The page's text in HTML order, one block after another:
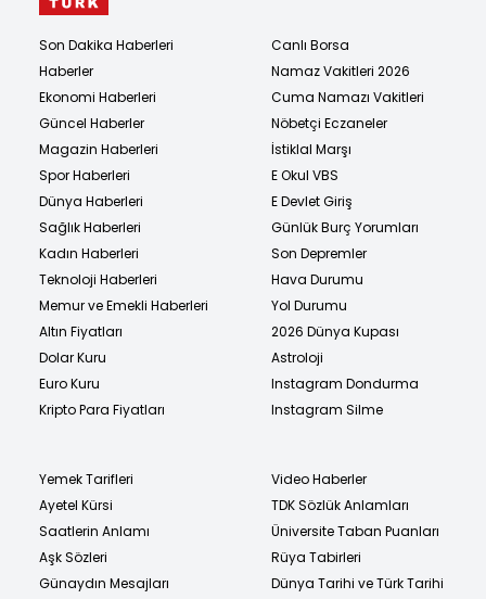
Karşı çıkma,
Allah
Yapı için
Son Dakika Haberleri
Haberler
Ekonomi Haberleri
Güncel Haberler
Magazin Haberleri
Spor Haberleri
Dünya Haberleri
Sağlık Haberleri
Kadın Haberleri
Teknoloji Haberleri
Memur ve Emekli Haberleri
Altın Fiyatları
Dolar Kuru
Euro Kuru
Kripto Para Fiyatları
Canlı Borsa
Namaz Vakitleri 2026
Cuma Namazı Vakitleri
Nöbetçi Eczaneler
İstiklal Marşı
E Okul VBS
E Devlet Giriş
Günlük Burç Yorumları
Son Depremler
Hava Durumu
Yol Durumu
2026 Dünya Kupası
Astroloji
Instagram Dondurma
Instagram Silme
Yemek Tarifleri
Ayetel Kürsi
Saatlerin Anlamı
Aşk Sözleri
Günaydın Mesajları
Video Haberler
TDK Sözlük Anlamları
Üniversite Taban Puanları
Rüya Tabirleri
Dünya Tarihi ve Türk Tarihi